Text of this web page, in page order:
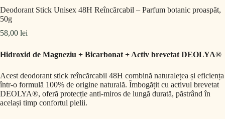
Deodorant Stick Unisex 48H Reîncărcabil – Parfum botanic proaspăt,
50g
58,00 lei
Hidroxid de Magneziu + Bicarbonat + Activ brevetat DEOLYA®
Acest deodorant stick reîncărcabil 48H combină naturalețea și eficiența
într-o formulă 100% de origine naturală. Îmbogățit cu activul brevetat
DEOLYA®, oferă protecție anti-miros de lungă durată, păstrând în
același timp confortul pielii.